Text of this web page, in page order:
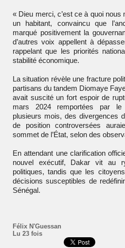
« Dieu merci, c’est ce à quoi nous
un habitant, convaincu que
marqué positivement la
d’autres voix appellent à
rappelant que les priorités
stabilité économique.
La situation révèle une fracture
partisans du tandem Diomaye
avait suscité un fort espoir de
mars 2024 remportées par le
plusieurs mois, des divergences
de position controversées
sommet de l’État, selon des
En attendant une clarification
nouvel exécutif, Dakar vit au
politiques, tandis que les
décisions susceptibles de
Sénégal.
Félix N'Guessan
Lu 23 fois